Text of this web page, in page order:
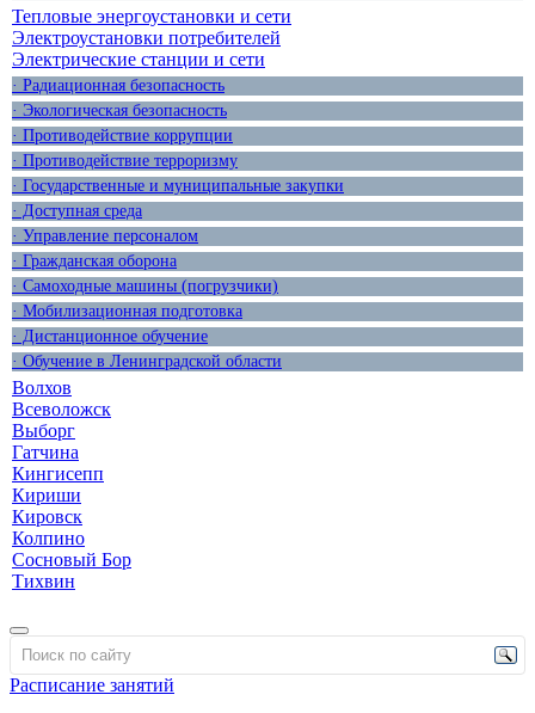
Тепловые энергоустановки и сети
Электроустановки потребителей
Электрические станции и сети
· Радиационная безопасность
· Экологическая безопасность
· Противодействие коррупции
· Противодействие терроризму
· Государственные и муниципальные закупки
· Доступная среда
· Управление персоналом
· Гражданская оборона
· Самоходные машины (погрузчики)
· Мобилизационная подготовка
· Дистанционное обучение
· Обучение в Ленинградской области
Волхов
Всеволожск
Выборг
Гатчина
Кингисепп
Кириши
Кировск
Колпино
Сосновый Бор
Тихвин
Расписание занятий